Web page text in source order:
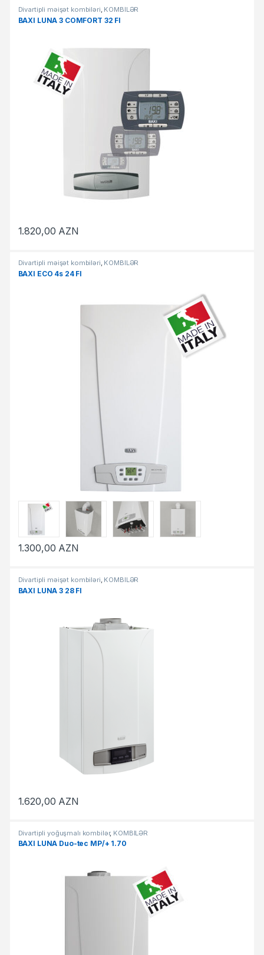
Divartipli məişət kombiləri, KOMBİLƏR
BAXI LUNA 3 COMFORT 32 FI
1.820,00 AZN
Divartipli məişət kombiləri, KOMBİLƏR
BAXI ECO 4s 24 FI
1.300,00 AZN
Divartipli məişət kombiləri, KOMBİLƏR
BAXI LUNA 3 28 FI
1.620,00 AZN
Divartipli yoğuşmalı kombilər, KOMBİLƏR
BAXI LUNA Duo-tec MP/+ 1.70